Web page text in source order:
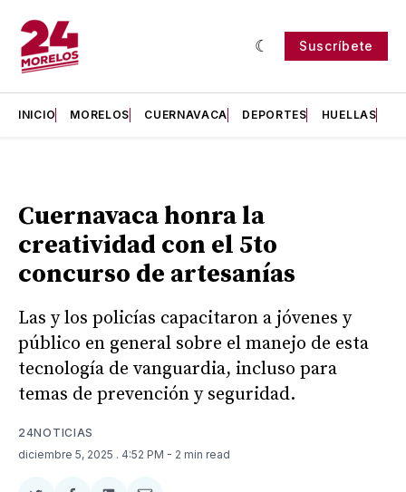
Suscríbete
INICIO MORELOS CUERNAVACA DEPORTES HUELLAS
Cuernavaca honra la
creatividad con el 5to
concurso de artesanías
Las y los policías capacitaron a jóvenes y
público en general sobre el manejo de esta
tecnología de vanguardia, incluso para
temas de prevención y seguridad.
24NOTICIAS
diciembre 5, 2025 . 4:52 PM - 2 min read